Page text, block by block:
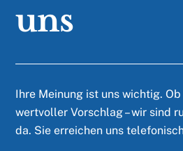
uns
Ihre Meinung ist uns wichtig.
wertvoller Vorschlag – wir sind
da. Sie erreichen uns